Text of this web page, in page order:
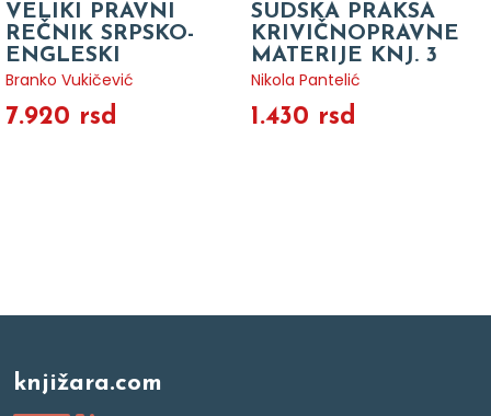
VELIKI PRAVNI
REČNIK SRPSKO-
ENGLESKI
Branko Vukičević
7.920 rsd
SUDSKA PRAKSA
KRIVIČNOPRAVNE
MATERIJE KNJ. 3
Nikola Pantelić
1.430 rsd
knjižara.com